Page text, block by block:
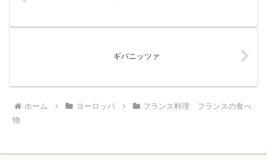
ギバニッツァ
ホーム ヨーロッパ
フランス料理 フランスの食べ
物